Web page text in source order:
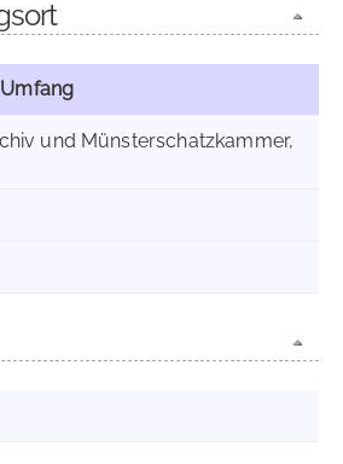
und Münsterschatzkammer,